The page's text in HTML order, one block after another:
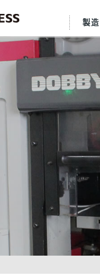
金型設計
生産管理
プレス金型
製造部門設備
会社を知る
採用実績
経営理念
会社沿革
工場概要
現地スタッフ紹介